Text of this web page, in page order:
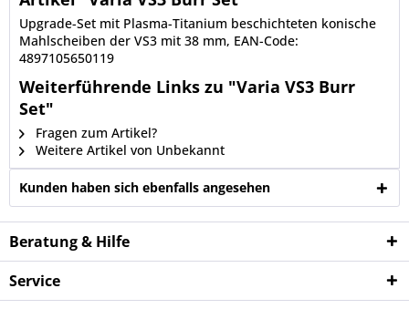
Upgrade-Set mit Plasma-Titanium beschichteten konische
Mahlscheiben der VS3 mit 38 mm, EAN-Code:
4897105650119
Weiterführende Links zu "Varia VS3 Burr
Set"
Fragen zum Artikel?
Weitere Artikel von Unbekannt
Kunden haben sich ebenfalls angesehen
Beratung & Hilfe
Service